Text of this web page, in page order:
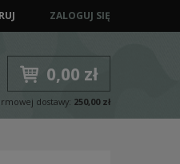
ZALOGUJ SIĘ
0,00 zł
dostawy: 250,00 zł